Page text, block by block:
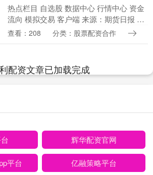
热点栏目 自选股 数据中心 行情中心 资金
流向 模拟交易 客户端 来源：期货日报 上
周，碳酸锂期货围绕150000元/吨关口震
查看：208 分类：股票配资合作
配资文章已加载完成
辉华配资官网
平台 亿融策略平台